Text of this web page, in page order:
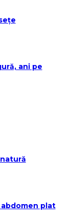
ani pe
plat